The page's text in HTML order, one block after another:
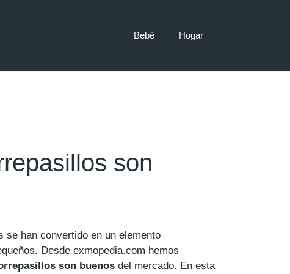
Bebé Hogar
son
se han convertido en un elemento
Desde exmopedia.com hemos
son buenos del mercado. En esta